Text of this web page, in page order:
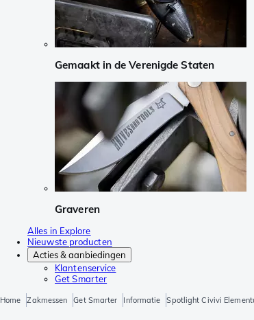
Gemaakt in de Verenigde Staten
Graveren
Alles in Explore
Nieuwste producten
Acties & aanbiedingen
Klantenservice
Get Smarter
Home Zakmessen Get Smarter Informatie Spotlight Civivi